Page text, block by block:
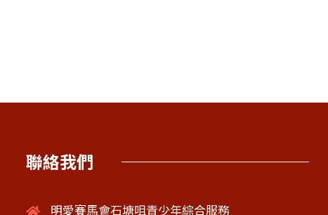
聯絡我們
明愛賽馬會石塘咀青少年綜合服務